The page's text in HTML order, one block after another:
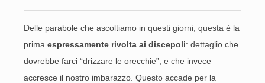
Delle parabole che ascoltiamo in questi giorni, questa è la
prima espressamente rivolta ai discepoli: dettaglio che
dovrebbe farci “drizzare le orecchie”, e che invece
accresce il nostro imbarazzo. Questo accade per la